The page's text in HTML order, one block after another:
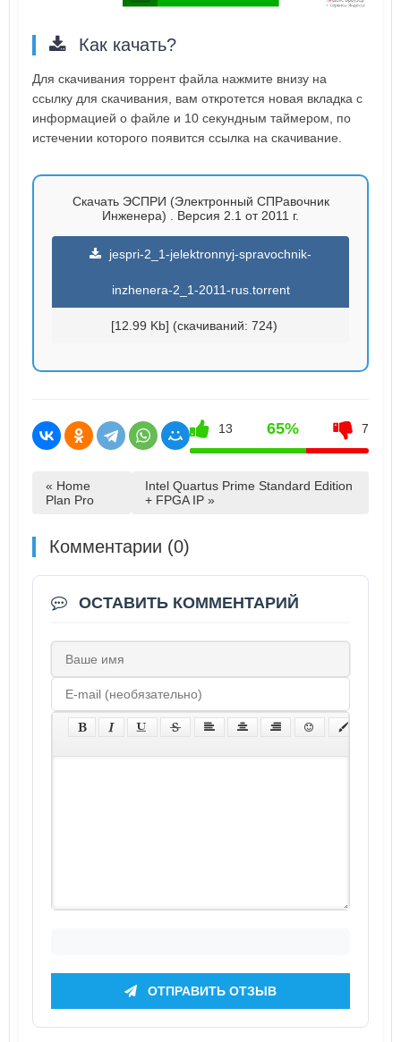
Как качать?
Для скачивания торрент файла нажмите внизу на
ссылку для скачивания, вам откротется новая вкладка с
информацией о файле и 10 секундным таймером, по
истечении которого появится ссылка на скачивание.
Скачать ЭСПРИ (Электронный СПРавочник
Инженера) . Версия 2.1 от 2011 г.
jespri-2_1-jelektronnyj-spravochnik-
inzhenera-2_1-2011-rus.torrent
[12.99 Kb] (cкачиваний: 724)
13 65% 7
« Home
Plan Pro
Intel Quartus Prime Standard Edition
+ FPGA IP »
Комментарии (0)
ОСТАВИТЬ КОММЕНТАРИЙ
ОТПРАВИТЬ ОТЗЫВ